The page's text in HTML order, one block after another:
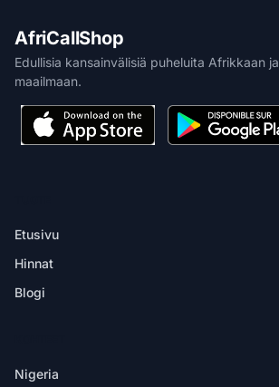
AfriCallShop
Edullisia kansainvälisiä puheluita Afrikkaan ja
maailmaan.
Etusivu
Hinnat
Blogi
Nigeria